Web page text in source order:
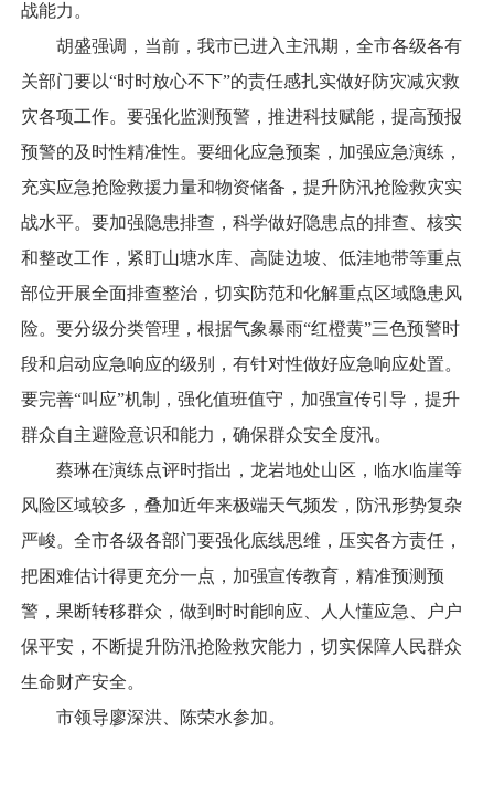
战能力。
胡盛强调，当前，我市已进入主汛期，全市各级各有
关部门要以“时时放心不下”的责任感扎实做好防灾减灾救
灾各项工作。要强化监测预警，推进科技赋能，提高预报
预警的及时性精准性。要细化应急预案，加强应急演练，
充实应急抢险救援力量和物资储备，提升防汛抢险救灾实
战水平。要加强隐患排查，科学做好隐患点的排查、核实
和整改工作，紧盯山塘水库、高陡边坡、低洼地带等重点
部位开展全面排查整治，切实防范和化解重点区域隐患风
险。要分级分类管理，根据气象暴雨“红橙黄”三色预警时
段和启动应急响应的级别，有针对性做好应急响应处置。
要完善“叫应”机制，强化值班值守，加强宣传引导，提升
群众自主避险意识和能力，确保群众安全度汛。
蔡琳在演练点评时指出，龙岩地处山区，临水临崖等
风险区域较多，叠加近年来极端天气频发，防汛形势复杂
严峻。全市各级各部门要强化底线思维，压实各方责任，
把困难估计得更充分一点，加强宣传教育，精准预测预
警，果断转移群众，做到时时能响应、人人懂应急、户户
保平安，不断提升防汛抢险救灾能力，切实保障人民群众
生命财产安全。
市领导廖深洪、陈荣水参加。